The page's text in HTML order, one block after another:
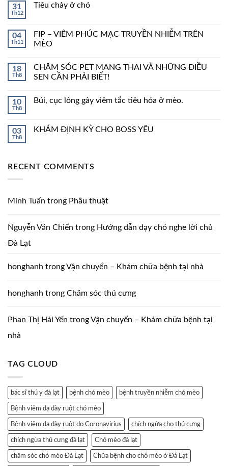
31
Th12
Tiêu chảy ở chó
04
Th11
FIP – VIÊM PHÚC MẠC TRUYỀN NHIỄM TRÊN
MÈO
18
Th8
CHĂM SÓC PET MANG THAI VÀ NHỮNG ĐIỀU
SEN CẦN PHẢI BIẾT!
10
Th8
Búi, cục lông gây viêm tắc tiêu hóa ở mèo.
03
Th8
KHÁM ĐỊNH KỲ CHO BOSS YÊU
RECENT COMMENTS
Minh Tuấn trong Phẫu thuật
Nguyễn Văn Chiến trong Hướng dẫn dạy chó nghe lời chủ
Đà Lạt
honghanh trongVận chuyển – Khám chữa bệnh tại nhà
honghanh trong Chăm sóc thú cưng
Phan Thị Hải Yến trongVận chuyển – Khám chữa bệnh tại
nhà
TAG CLOUD
bác sĩ thú y đà lạt bệnh chó mèo bệnh truyền nhiễm chó mèo
Bệnh viêm dạ dày ruột chó mèo
Bệnh viêm dạ dày ruột do Coronavirius chích ngừa cho thú cưng
chích ngừa thú cưng đà lạt Chó mèo đà lạt
chăm sóc chó mèo Đà Lạt Chữa bệnh cho chó mèo ở Đà Lạt